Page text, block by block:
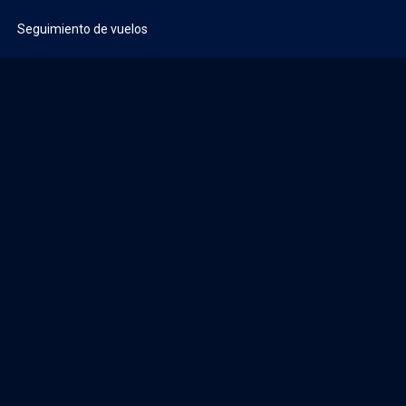
Seguimiento de vuelos